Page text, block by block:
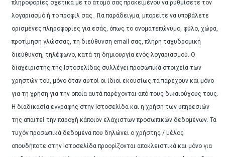
πληροφορίες σχετικά με το άτομό σας προκειμένου να ρυθμίσετε τον
λογαριασμό ή το προφίλ σας. Για παράδειγμα, μπορείτε να υποβάλετε
ορισμένες πληροφορίες για εσάς, όπως το ονοματεπώνυμο, φύλο, χώρα,
προτίμηση γλώσσας, τη διεύθυνση email σας, πλήρη ταχυδρομική
διεύθυνση, τηλέφωνο, κατά τη δημιουργία ενός λογαριασμού. Ο
διαχειριστής της Ιστοσελίδας συλλέγει προσωπικά στοιχεία των
χρηστών του, μόνο όταν αυτοί οι ίδιοι εκουσίως τα παρέχουν και μόνο
για τη χρήση για την οποία αυτά παρέχονται από τους δικαιούχους τους.
H διαδικασία εγγραφής στην Ιστοσελίδα και η χρήση των υπηρεσιών
της απαιτεί την παροχή κάποιον ελάχιστων προσωπικών δεδομένων. Τα
τυχόν προσωπικά δεδομένα που δηλώνει ο χρήστης / μέλος
οπουδήποτε στην Ιστοσελίδα προορίζονται αποκλειστικά και μόνο για